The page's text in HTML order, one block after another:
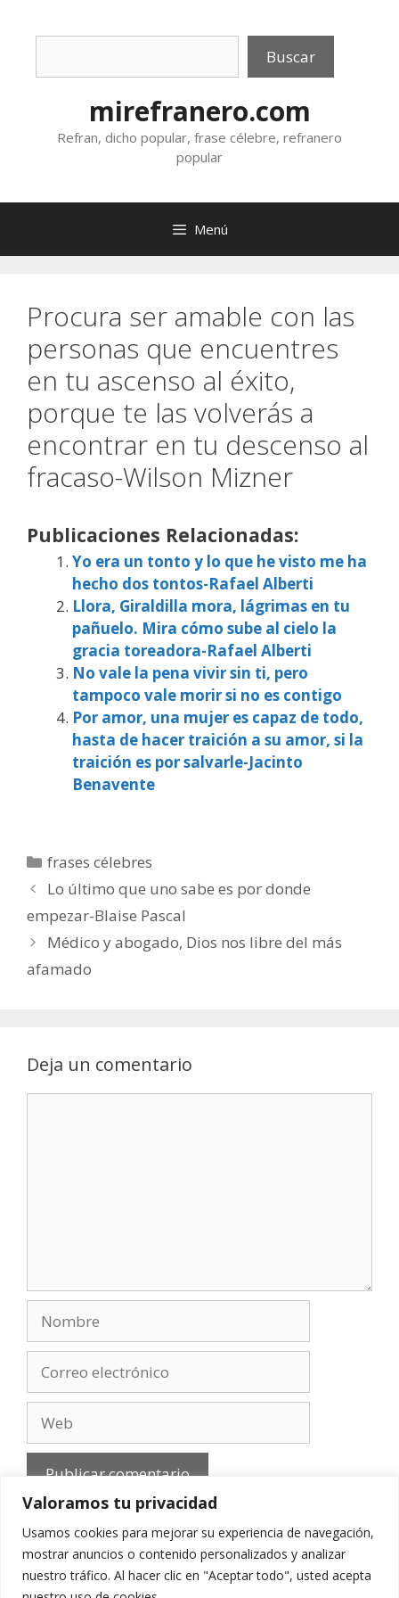
Valoramos tu privacidad
Usamos cookies para mejorar su experiencia de navegación,
mostrar anuncios o contenido personalizados y analizar
nuestro tráfico. Al hacer clic en "Aceptar todo", usted acepta
Buscar
mirefranero.com
Refran, dicho popular, frase célebre, refranero
popular
Menú
Procura ser amable con las
personas que encuentres
en tu ascenso al éxito,
porque te las volverás a
encontrar en tu descenso al
fracaso-Wilson Mizner
Publicaciones Relacionadas:
Yo era un tonto y lo que he visto me ha
hecho dos tontos-Rafael Alberti
Llora, Giraldilla mora, lágrimas en tu
pañuelo. Mira cómo sube al cielo la
gracia toreadora-Rafael Alberti
No vale la pena vivir sin ti, pero
tampoco vale morir si no es contigo
Por amor, una mujer es capaz de todo,
hasta de hacer traición a su amor, si la
traición es por salvarle-Jacinto
Benavente
Categorías
frases célebres
Lo último que uno sabe es por donde
empezar-Blaise Pascal
Médico y abogado, Dios nos libre del más
afamado
Deja un comentario
electrónico